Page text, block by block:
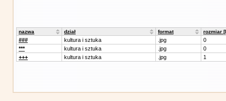
nazwa dział format rozmiar
### kultura i sztuka .jpg
0
***
kultura i sztuka .jpg
0
+++
kultura i sztuka .jpg 1